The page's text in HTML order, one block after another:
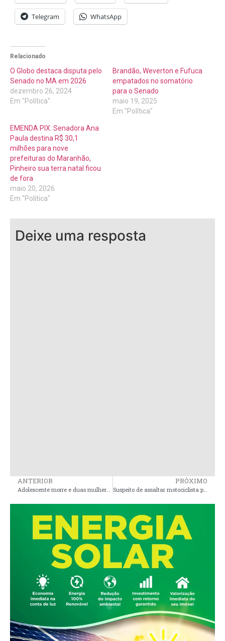
Telegram WhatsApp
Relacionado
O Globo destaca disputa pelo
Senado no MA em 2026
dezembro 26, 2024
Em "Política"
Brandão, Weverton e Fufuca
empatados no somatório
para o Senado
maio 19, 2025
Em "Política"
EMENDA PIX: Senadora Ana
Paula destina R$ 30,1
milhões para nove
prefeituras do Maranhão,
Pinheiro sua terra natal ficou
de fora
maio 20, 2026
Em "Política"
Deixe uma resposta
ANTERIOR PRÓXIMO
Suspeito de assaltar motociclista por aplicativo é preso em Alcântara